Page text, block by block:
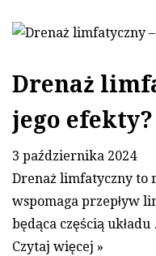
Drenaż
jego efekty?
3 października 2024
Drenaż limfatyczny to
wspomaga przepływ
będąca częścią
Czytaj więcej »